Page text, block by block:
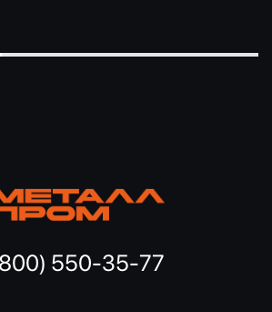
550-35-77